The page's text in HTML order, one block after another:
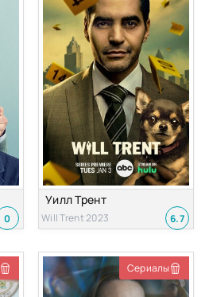
0
Уилл Трент
Will Trent 2023 6.7
Сериалы